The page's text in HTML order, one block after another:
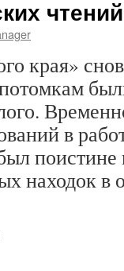
чтений
края»
в
находок в